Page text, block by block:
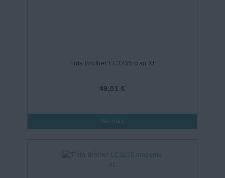
Tinta Brother LC3235 cian XL
49,01 €
Ver más